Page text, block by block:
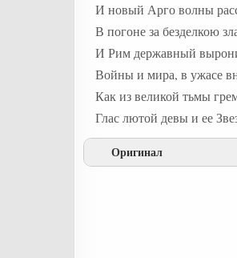
И новый Арго волны
В погоне за безделкою
И Рим державный
Войны и мира, в ужасе
Как из великой тьмы
Глас лютой девы и ее
Оригинал